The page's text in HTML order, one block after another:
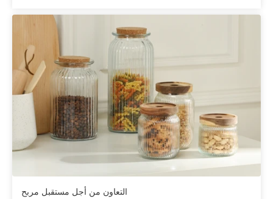
التعاون من أجل مستقبل مربح